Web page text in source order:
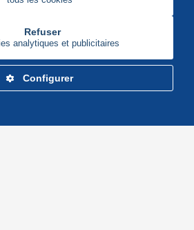
Corporate
Refuser
analytiques et publicitaires
Configurer